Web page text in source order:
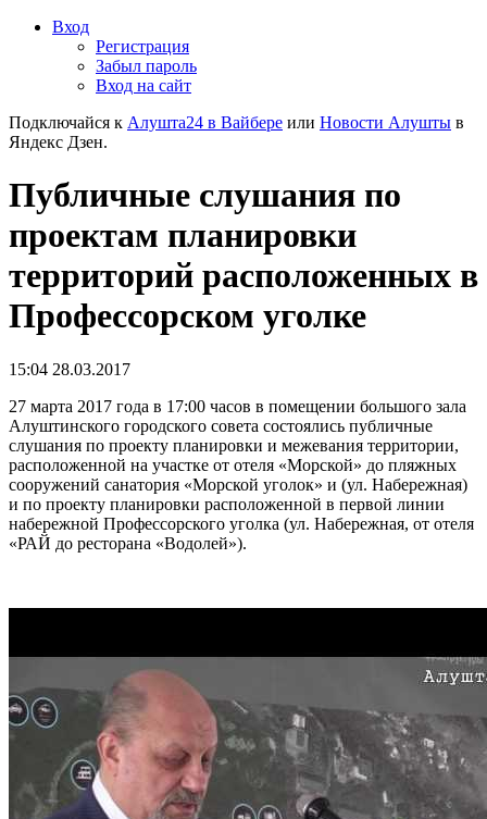
Вход
Регистрация
Забыл пароль
Вход на сайт
Подключайся к Алушта24 в Вайбере или Новости Алушты в
Яндекс Дзен.
Публичные слушания по
проектам планировки
территорий расположенных в
Профессорском уголке
15:04 28.03.2017
27 марта 2017 года в 17:00 часов в помещении большого зала
Алуштинского городского совета состоялись публичные
слушания по проекту планировки и межевания территории,
расположенной на участке от отеля «Морской» до пляжных
сооружений санатория «Морской уголок» и (ул. Набережная)
и по проекту планировки расположенной в первой линии
набережной Профессорского уголка (ул. Набережная, от отеля
«РАЙ до ресторана «Водолей»).